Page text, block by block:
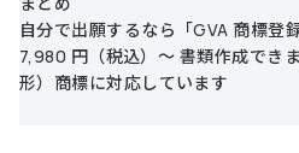
自分で出願するなら「GVA 商標登
7,980 円（税込）～ 書類作成でき
形）商標に対応しています